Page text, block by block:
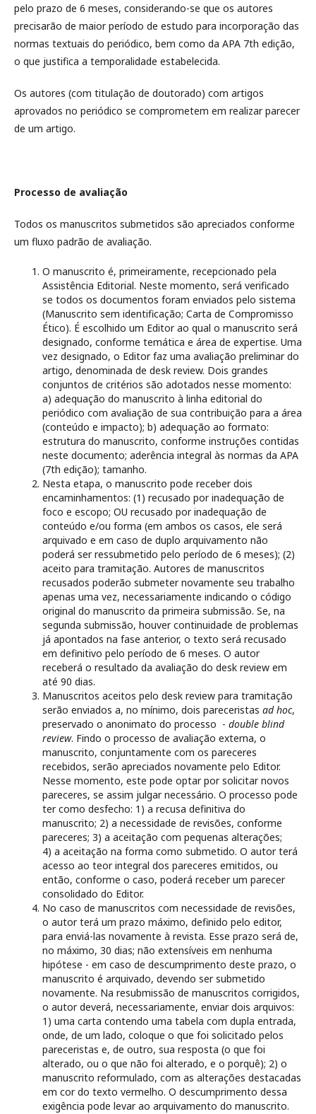
pelo prazo de 6 meses, considerando-se que os autores
precisarão de maior período de estudo para incorporação das
normas textuais do periódico, bem como da APA 7th edição,
o que justifica a temporalidade estabelecida.
Os autores (com titulação de doutorado) com artigos
aprovados no periódico se comprometem em realizar parecer
de um artigo.
Processo de avaliação
Todos os manuscritos submetidos são apreciados conforme
um fluxo padrão de avaliação.
O manuscrito é, primeiramente, recepcionado pela
Assistência Editorial. Neste momento, será verificado
se todos os documentos foram enviados pelo sistema
(Manuscrito sem identificação; Carta de Compromisso
Ético). É escolhido um Editor ao qual o manuscrito será
designado, conforme temática e área de expertise. Uma
vez designado, o Editor faz uma avaliação preliminar do
artigo, denominada de desk review. Dois grandes
conjuntos de critérios são adotados nesse momento:
a) adequação do manuscrito à linha editorial do
periódico com avaliação de sua contribuição para a área
(conteúdo e impacto); b) adequação ao formato:
estrutura do manuscrito, conforme instruções contidas
neste documento; aderência integral às normas da APA
(7th edição); tamanho.
Nesta etapa, o manuscrito pode receber dois
encaminhamentos: (1) recusado por inadequação de
foco e escopo; OU recusado por inadequação de
conteúdo e/ou forma (em ambos os casos, ele será
arquivado e em caso de duplo arquivamento não
poderá ser ressubmetido pelo período de 6 meses); (2)
aceito para tramitação. Autores de manuscritos
recusados poderão submeter novamente seu trabalho
apenas uma vez, necessariamente indicando o código
original do manuscrito da primeira submissão. Se, na
segunda submissão, houver continuidade de problemas
já apontados na fase anterior, o texto será recusado
em definitivo pelo período de 6 meses. O autor
receberá o resultado da avaliação do desk review em
até 90 dias.
Manuscritos aceitos pelo desk review para tramitação
serão enviados a, no mínimo, dois pareceristas ad hoc,
preservado o anonimato do processo - double blind
review. Findo o processo de avaliação externa, o
manuscrito, conjuntamente com os pareceres
recebidos, serão apreciados novamente pelo Editor.
Nesse momento, este pode optar por solicitar novos
pareceres, se assim julgar necessário. O processo pode
ter como desfecho: 1) a recusa definitiva do
manuscrito; 2) a necessidade de revisões, conforme
pareceres; 3) a aceitação com pequenas alterações;
4) a aceitação na forma como submetido. O autor terá
acesso ao teor integral dos pareceres emitidos, ou
então, conforme o caso, poderá receber um parecer
consolidado do Editor.
No caso de manuscritos com necessidade de revisões,
o autor terá um prazo máximo, definido pelo editor,
para enviá-las novamente à revista. Esse prazo será de,
no máximo, 30 dias; não extensíveis em nenhuma
hipótese - em caso de descumprimento deste prazo, o
manuscrito é arquivado, devendo ser submetido
novamente. Na resubmissão de manuscritos corrigidos,
o autor deverá, necessariamente, enviar dois arquivos:
1) uma carta contendo uma tabela com dupla entrada,
onde, de um lado, coloque o que foi solicitado pelos
pareceristas e, de outro, sua resposta (o que foi
alterado, ou o que não foi alterado, e o porquê); 2) o
manuscrito reformulado, com as alterações destacadas
em cor do texto vermelho. O descumprimento dessa
exigência pode levar ao arquivamento do manuscrito.